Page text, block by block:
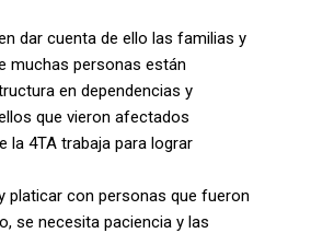
dar cuenta de ello las familias y
muchas personas están
en dependencias y
que vieron afectados
la 4TA trabaja para lograr
platicar con personas que fueron
se necesita paciencia y las